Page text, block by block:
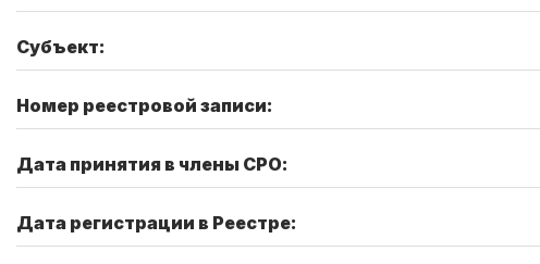
Субъект:
Номер реестровой записи:
Дата принятия в члены СРО:
Дата регистрации в Реестре: